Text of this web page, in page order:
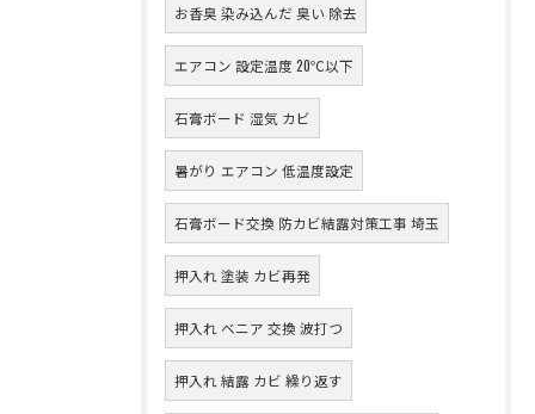
お香臭 染み込んだ 臭い 除去
エアコン 設定温度 20℃以下
石膏ボード 湿気 カビ
暑がり エアコン 低温度設定
石膏ボード交換 防カビ結露対策工事 埼玉
押入れ 塗装 カビ再発
押入れ ベニア 交換 波打つ
押入れ 結露 カビ 繰り返す